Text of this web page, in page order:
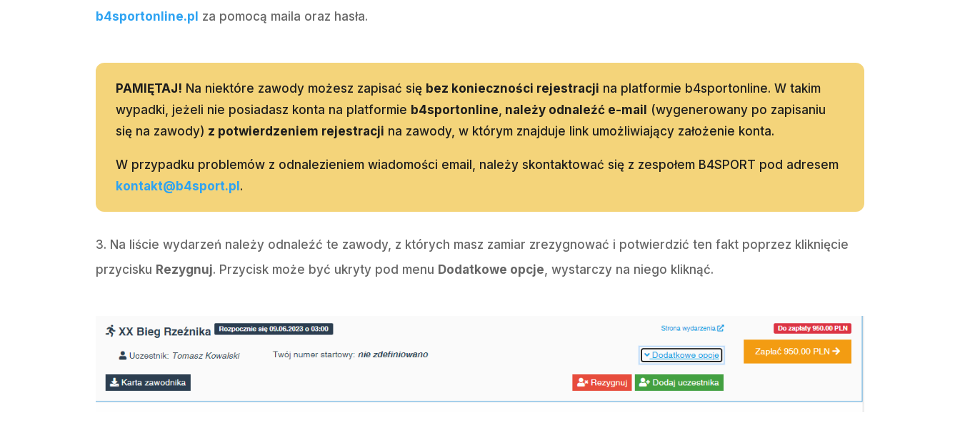
b4sportonline.pl za pomocą maila oraz hasła.
PAMIĘTAJ! Na niektóre zawody możesz zapisać się bez konieczności rejestracji na platformie b4sportonline. W takim
wypadki, jeżeli nie posiadasz konta na platformie b4sportonline należy odnaleźć e-mail (wygenerowany po zapisaniu
się na zawody) z potwierdzeniem rejestracji na zawody, w którym znajduje link umożliwiający założenie konta.
W przypadku problemów z odnalezieniem wiadomości email, należy skontaktować się z zespołem B4SPORT pod adresem
kontakt@b4sport.pl.
Na liście wydarzeń należy odnaleźć te zawody, z których masz zamiar zrezygnować i potwierdzić ten fakt poprzez kliknięcie
przycisku Rezygnuj. Przycisk może być ukryty pod menu Dodatkowe opcje, wystarczy na niego kliknąć.